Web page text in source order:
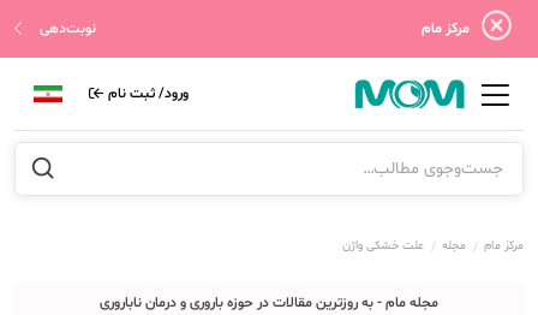
مرکز مام نوبت‌دهی
ورود/ ثبت نام
مرکز مام مجله علت خشکی واژن
مجله مام - به روزترین مقالات در حوزه باروری و درمان ناباروری